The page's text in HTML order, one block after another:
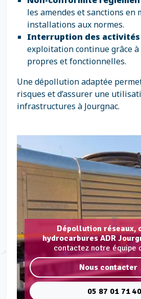
les amendes et sanctions en
installations aux normes.
Interruption des activités
exploitation continue grâce
propres et fonctionnelles.
Une dépollution adaptée
risques et d’assurer une
infrastructures à Jourgnac.
Dépollution réseaux,
hydrocarbures ADR
contactez notre équipe
Nous contacter
05 87 01 71 40